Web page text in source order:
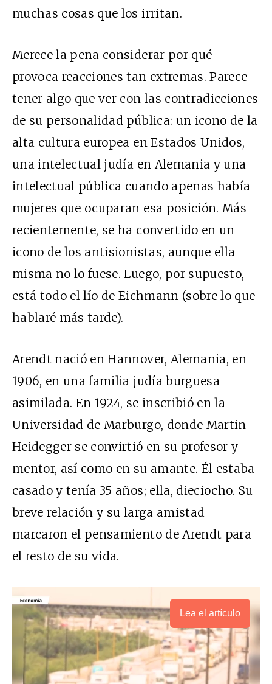
muchas cosas que los irritan.
Merece la pena considerar por qué
provoca reacciones tan extremas. Parece
tener algo que ver con las contradicciones
de su personalidad pública: un icono de la
alta cultura europea en Estados Unidos,
una intelectual judía en Alemania y una
intelectual pública cuando apenas había
mujeres que ocuparan esa posición. Más
recientemente, se ha convertido en un
icono de los antisionistas, aunque ella
misma no lo fuese. Luego, por supuesto,
está todo el lío de Eichmann (sobre lo que
hablaré más tarde).
Arendt nació en Hannover, Alemania, en
1906, en una familia judía burguesa
asimilada. En 1924, se inscribió en la
Universidad de Marburgo, donde Martin
Heidegger se convirtió en su profesor y
mentor, así como en su amante. Él estaba
casado y tenía 35 años; ella, dieciocho. Su
breve relación y su larga amistad
marcaron el pensamiento de Arendt para
el resto de su vida.
Lea el artículo